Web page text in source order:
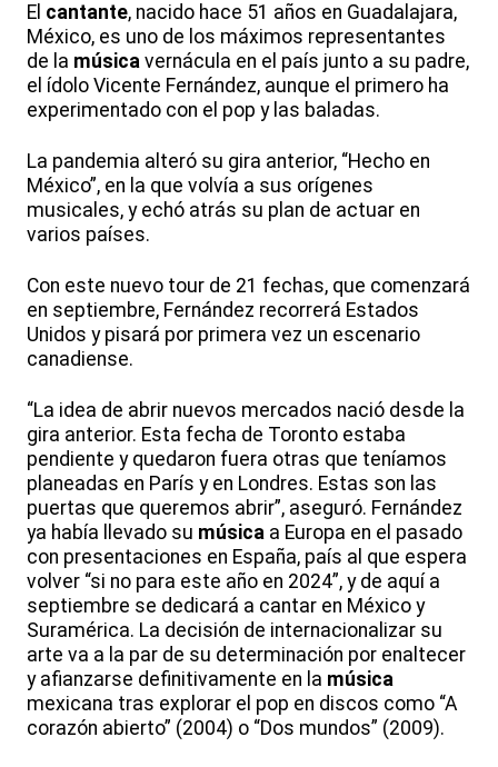
El cantante, nacido hace 51 años en Guadalajara,
México, es uno de los máximos representantes
de la música vernácula en el país junto a su padre,
el ídolo Vicente Fernández, aunque el primero ha
experimentado con el pop y las baladas.
La pandemia alteró su gira anterior, “Hecho en
México”, en la que volvía a sus orígenes
musicales, y echó atrás su plan de actuar en
varios países.
Con este nuevo tour de 21 fechas, que comenzará
en septiembre, Fernández recorrerá Estados
Unidos y pisará por primera vez un escenario
canadiense.
“La idea de abrir nuevos mercados nació desde la
gira anterior. Esta fecha de Toronto estaba
pendiente y quedaron fuera otras que teníamos
planeadas en París y en Londres. Estas son las
puertas que queremos abrir”, aseguró. Fernández
ya había llevado su música a Europa en el pasado
con presentaciones en España, país al que espera
volver “si no para este año en 2024”, y de aquí a
septiembre se dedicará a cantar en México y
Suramérica. La decisión de internacionalizar su
arte va a la par de su determinación por enaltecer
y afianzarse definitivamente en la música
mexicana tras explorar el pop en discos como “A
corazón abierto” (2004) o “Dos mundos” (2009).